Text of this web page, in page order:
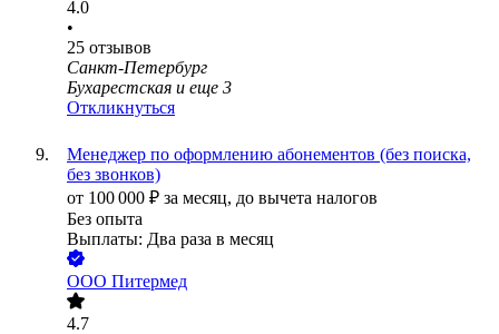
4.0
•
25 отзывов
Санкт-Петербург
Бухарестская и еще 3
Откликнуться
Менеджер по оформлению абонементов (без поиска,
без звонков)
от 100 000 ₽ за месяц, до вычета налогов
Без опыта
Выплаты: Два раза в месяц
ООО Питермед
4.7